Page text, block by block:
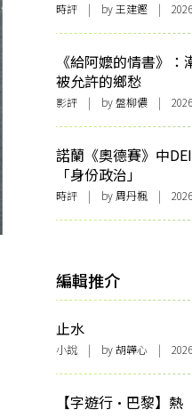
時評 | by 王建鏗 | 2026-
《給阿嬤的情書》：
被允許的鄉愁
影評 | by 盤柳儂 | 2026-
諾蘭《奧德賽》中
「身份政治」
時評 | by 周丹楓 |
編輯推介
止水
小說 | by 胡韡心 | 2026-
【字遊行·巴黎】熱